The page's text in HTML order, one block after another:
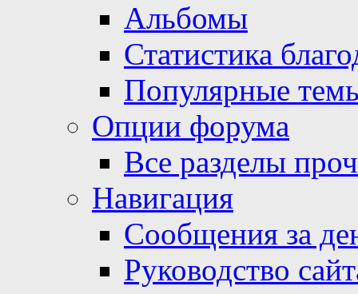
Альбомы
Статистика
Популярные
Опции форума
Все разделы
Навигация
Сообщения за
Руководство